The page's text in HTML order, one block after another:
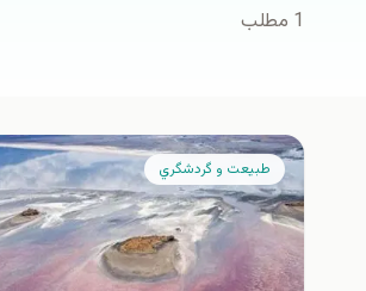
1 مطلب
طبيعت و گردشگري